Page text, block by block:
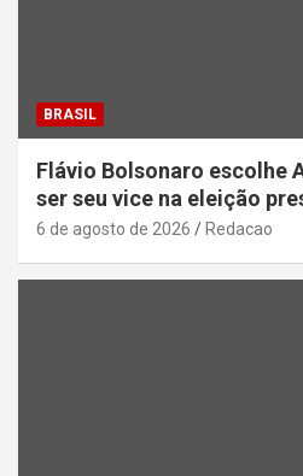
BRASIL
Flávio Bolsonaro escolhe
ser seu vice na eleição
6 de agosto de 2026 Redacao